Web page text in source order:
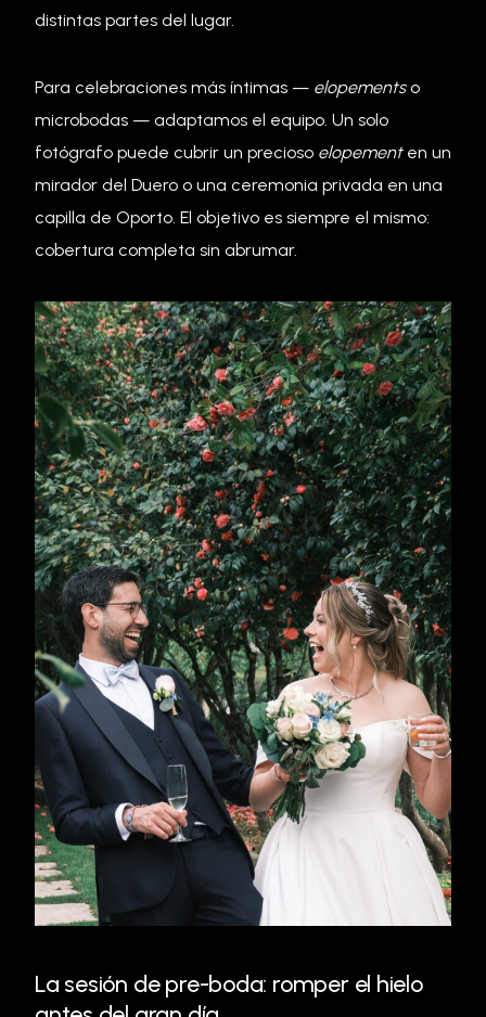
distintas partes del lugar.
Para celebraciones más íntimas — elopementso
microbodas — adaptamos el equipo. Un solo
fotógrafo puede cubrir un precioso elopementen un
mirador del Duero o una ceremonia privada en una
capilla de Oporto. El objetivo es siempre el mismo:
cobertura completa sin abrumar.
La sesión de pre-boda: romper el hielo